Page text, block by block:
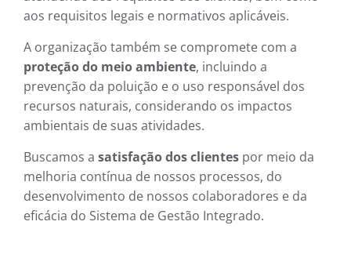
aos requisitos legais e normativos aplicáveis.
A organização também se compromete com a
proteção do meio ambiente, incluindo a
prevenção da poluição e o uso responsável dos
recursos naturais, considerando os impactos
ambientais de suas atividades.
Buscamos a satisfação dos clientes por meio da
melhoria contínua de nossos processos, do
desenvolvimento de nossos colaboradores e da
eficácia do Sistema de Gestão Integrado.